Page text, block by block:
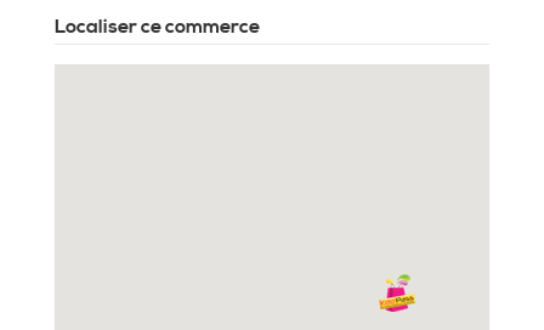
Localiser ce commerce